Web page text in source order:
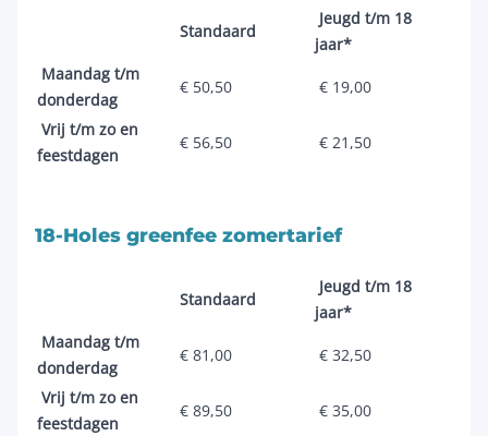
Standaard
Jeugd t/m 18
jaar*
Maandag t/m
donderdag
€ 50,50 € 19,00
Vrij t/m zo en
feestdagen
€ 56,50 € 21,50
18-Holes greenfee zomertarief
Standaard
Jeugd t/m 18
jaar*
Maandag t/m
donderdag
€ 81,00 € 32,50
Vrij t/m zo en
feestdagen
€ 89,50 € 35,00